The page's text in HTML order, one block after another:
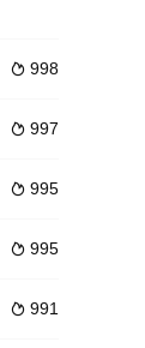
。
 998
 997
 995
 995
 991